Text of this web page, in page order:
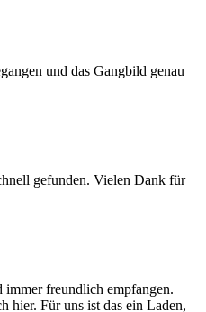
und das Gangbild genau
gefunden. Vielen Dank für
freundlich empfangen.
hier. Für uns ist das ein Laden,